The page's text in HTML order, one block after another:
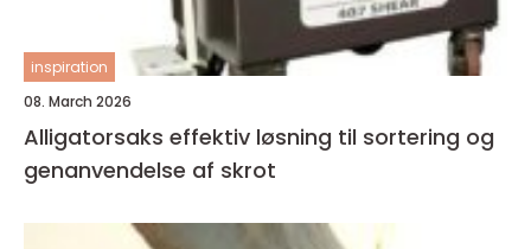
inspiration
08. March 2026
Alligatorsaks effektiv løsning til sortering og
genanvendelse af skrot